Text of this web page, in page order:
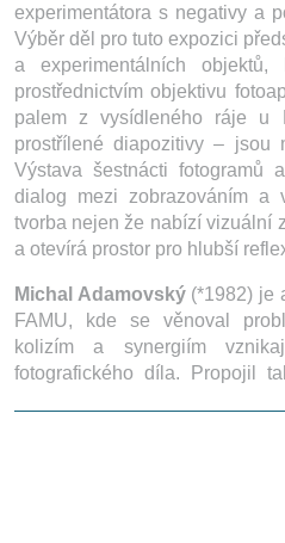
experimentátora s negativy a
Výběr děl pro tuto expozici
a experimentálních
prostřednictvím objektivu
palem z vysídleného ráje u
prostřílené diapozitivy – jsou
Výstava šestnácti fotogramů
dialog mezi zobrazováním a
tvorba nejen že nabízí vizuální
a otevírá prostor pro hlubší
Michal Adamovský(*1982) je
FAMU, kde se věnoval
kolizím a synergiím
fotografického díla. Propojil